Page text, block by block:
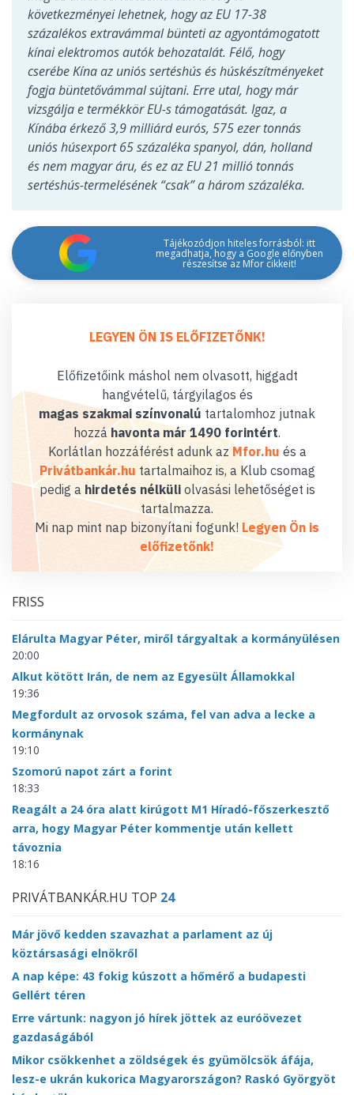
következményei lehetnek, hogy az EU 17-38
százalékos extravámmal bünteti az agyontámogatott
kínai elektromos autók behozatalát. Félő, hogy
cserébe Kína az uniós sertéshús és húskészítményeket
fogja büntetővámmal sújtani. Erre utal, hogy már
vizsgálja e termékkör EU-s támogatását. Igaz, a
Kínába érkező 3,9 milliárd eurós, 575 ezer tonnás
uniós húsexport 65 százaléka spanyol, dán, holland
és nem magyar áru, és ez az EU 21 millió tonnás
sertéshús-termelésének “csak” a három százaléka.
Tájékozódjon hiteles forrásból: itt
megadhatja, hogy a Google előnyben
részesítse az Mfor cikkeit!
LEGYEN ÖN IS ELŐFIZETŐNK!
Előfizetőink máshol nem olvasott, higgadt
hangvételű, tárgyilagos és
magas szakmai színvonalú tartalomhoz jutnak
hozzáhavonta már 1490 forintért.
Korlátlan hozzáférést adunk az Mfor.hu és a
Privátbankár.hu tartalmaihoz is, a Klub csomag
pedig a hirdetés nélküliolvasási lehetőséget is
tartalmazza.
Mi nap mint nap bizonyítani fogunk! Legyen Ön is
előfizetőnk!
FRISS
Elárulta Magyar Péter, miről tárgyaltak a kormányülésen
20:00
Alkut kötött Irán, de nem az Egyesült Államokkal
19:36
Megfordult az orvosok száma, fel van adva a lecke a
kormánynak
19:10
Szomorú napot zárt a forint
18:33
Reagált a 24 óra alatt kirúgott M1 Híradó-főszerkesztő
arra, hogy Magyar Péter kommentje után kellett
távoznia
18:16
PRIVÁTBANKÁR.HU TOP 24
Már jövő kedden szavazhat a parlament az új
köztársasági elnökről
A nap képe: 43 fokig kúszott a hőmérő a budapesti
Gellért téren
Erre vártunk: nagyon jó hírek jöttek az euróövezet
gazdaságából
Mikor csökkenhet a zöldségek és gyümölcsök áfája,
lesz-e ukrán kukorica Magyarországon? Raskó Györgyöt